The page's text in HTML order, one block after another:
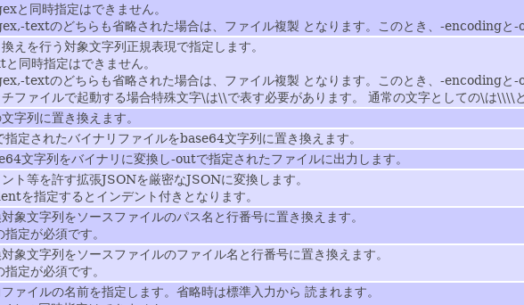
と同時指定はできません。
textのどちらも省略された場合は、ファイル複製 となります。このとき、-encoding
えを行う対象文字列正規表現で指定します。
同時指定はできません。
textのどちらも省略された場合は、ファイル複製 となります。このとき、-encodingと
ファイルで起動する場合特殊文字\は\\で表す必要があります。 通常の文字としての\は\\\\と
字列に置き換えます。
指定されたバイナリファイルをbase64文字列に置き換えます。
文字列をバイナリに変換し-outで指定されたファイルに出力します。
ント等を許す拡張JSONを厳密なJSONに変換します。
を指定するとインデント付きとなります。
象文字列をソースファイルのパス名と行番号に置き換えます。
定が必須です。
象文字列をソースファイルのファイル名と行番号に置き換えます。
定が必須です。
ファイルの名前を指定します。省略時は標準入力から 読まれます。